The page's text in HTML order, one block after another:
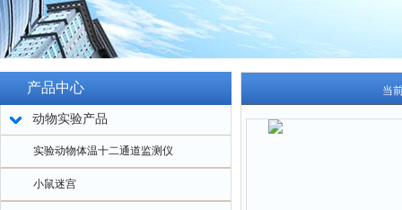
产品中心
动物实验产品
实验动物体温十二通道监测仪
小鼠迷宫
当